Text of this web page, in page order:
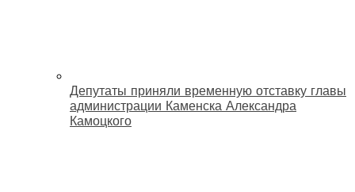
Депутаты приняли временную отставку главы
администрации Каменска Александра
Камоцкого